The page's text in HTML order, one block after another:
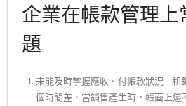
企業在帳款管理上
題
未能及時掌握應收、付帳款狀況─ 和
個時間差，當銷售產生時，帳面上還